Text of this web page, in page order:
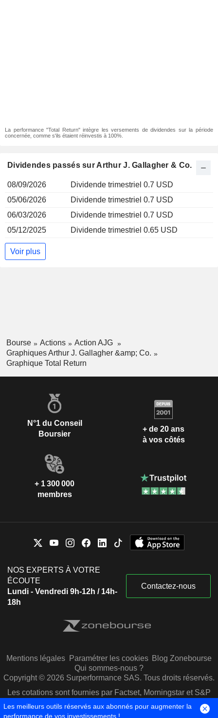
La performance "Total Return" intègre les versements de dividendes sur la période
concernée, comme s'ils étaient réinvestis à 100%.
Dividendes passés sur Arthur J. Gallagher & Co.
08/09/2026
Dividende trimestriel 0.7 USD
05/06/2026
Dividende trimestriel 0.7 USD
06/03/2026
Dividende trimestriel 0.7 USD
05/12/2025
Dividende trimestriel 0.65 USD
Voir plus
Bourse Actions
Action AJG
Graphiques Arthur J. Gallagher &amp; Co.
Graphique Total Return
N°1 du Conseil
Boursier
+ de 20 ans
à vos côtés
+ 1 300 000
membres
NOS EXPERTS À VOTRE
ÉCOUTE
Lundi - Vendredi 9h-12h / 14h-
18h
Contactez-nous
Mentions légales Paramétrer les cookies Blog Zonebourse
Qui sommes-nous ?
Copyright © 2026 Surperformance SAS. Tous droits réservés.
Les cotations sont fournies par Factset, Morningstar et S&P
Capital IQ
Les meilleurs outils réservés aux abonnés pour augmenter la
performance de vos investissements !